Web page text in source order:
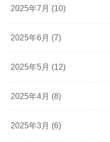
2025年7月 (10)
2025年6月 (7)
2025年5月 (12)
2025年4月 (8)
2025年3月 (6)